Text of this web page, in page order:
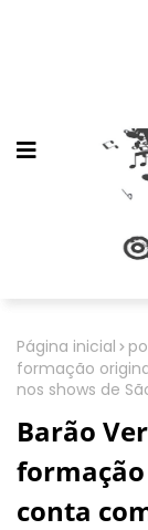
Página inicial
formação
nos shows de
Barão
conta